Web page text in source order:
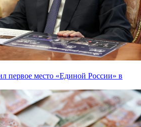
первое место «Единой России» в